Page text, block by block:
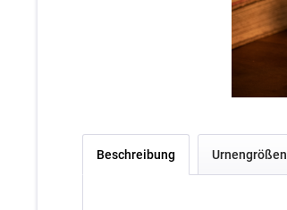
Beschreibung Urnengrößen